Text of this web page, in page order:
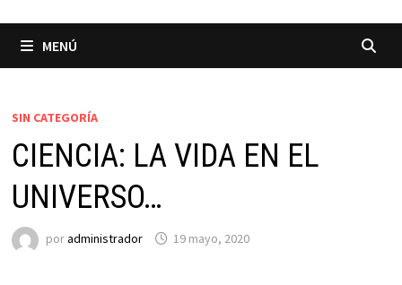
MENÚ
SIN CATEGORÍA
CIENCIA: LA VIDA EN EL
UNIVERSO…
poradministrador 19 mayo, 2020